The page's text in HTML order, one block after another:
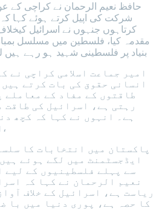
حافظ نعیم الرحمان نے کراچی کے
شرکت کی اپیل کرتے ہوئے کہا
کرتاہوں جنہوں نے اسرائیل
مقدمہ کیا، فلسطین میں مسلسل
بنیاد پر فلسطینی شہید ہو رہے ہیں
امیر جماعت اسلامی کراچی نے
انسانی حقوق کی بات کرتے
طاقتوں کے مفاد کے معاملے
رہتی ہے، اسرائیل کی طاقت
ہے۔ انہوں نے کہا کہ کچھ
احتجاج ختم ہوگئے ہیں،
پاکستان میں انتخابات کا
ایڈجسٹمنٹ میں لگے ہوئے
سے پہلے فلسطینیوں کے لیے
نعیم الرحمان نے کہا کہ
ریاست ہے، اسرائیل کے خلاف
کا حصہ ہے، پوری دنیا میں با